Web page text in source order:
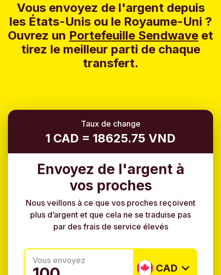
Vous envoyez de l'argent depuis
les États-Unis ou le Royaume-Uni ?
Ouvrez un Portefeuille Sendwave et
tirez le meilleur parti de chaque
transfert.
Taux de change
1 CAD = 18625.75 VND
Envoyez de l'argent à
vos proches
Nous veillons à ce que vos proches reçoivent
plus d’argent et que cela ne se traduise pas
par des frais de service élevés
Vous envoyez
CAD